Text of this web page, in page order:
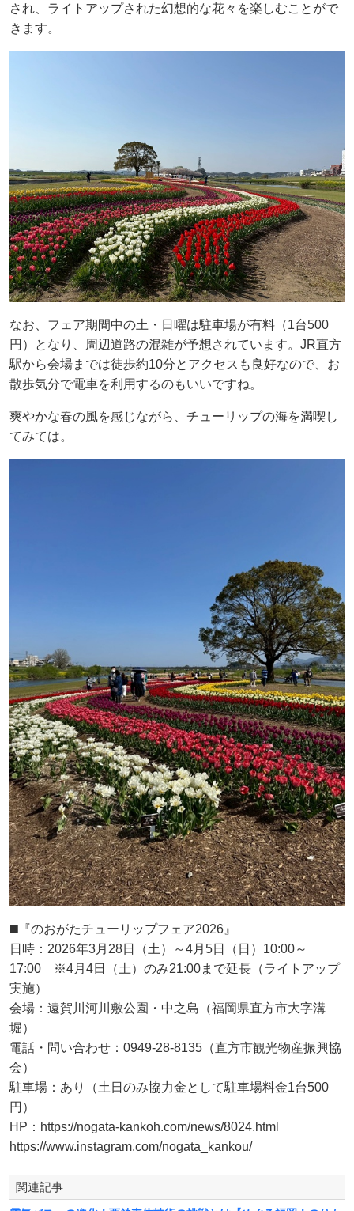
され、ライトアップされた幻想的な花々を楽しむことがで
きます。
なお、フェア期間中の土・日曜は駐車場が有料（1台500
円）となり、周辺道路の混雑が予想されています。JR直方
駅から会場までは徒歩約10分とアクセスも良好なので、お
散歩気分で電車を利用するのもいいですね。
爽やかな春の風を感じながら、チューリップの海を満喫し
てみては。
◼️『のおがたチューリップフェア2026』
日時：2026年3月28日（土）～4月5日（日）10:00～
17:00 ※4月4日（土）のみ21:00まで延長（ライトアップ
実施）
会場：遠賀川河川敷公園・中之島（福岡県直方市大字溝
堀）
電話・問い合わせ：0949-28-8135（直方市観光物産振興協
会）
駐車場：あり（土日のみ協力金として駐車場料金1台500
円）
HP：https://nogata-kankoh.com/news/8024.html
https://www.instagram.com/nogata_kankou/
関連記事